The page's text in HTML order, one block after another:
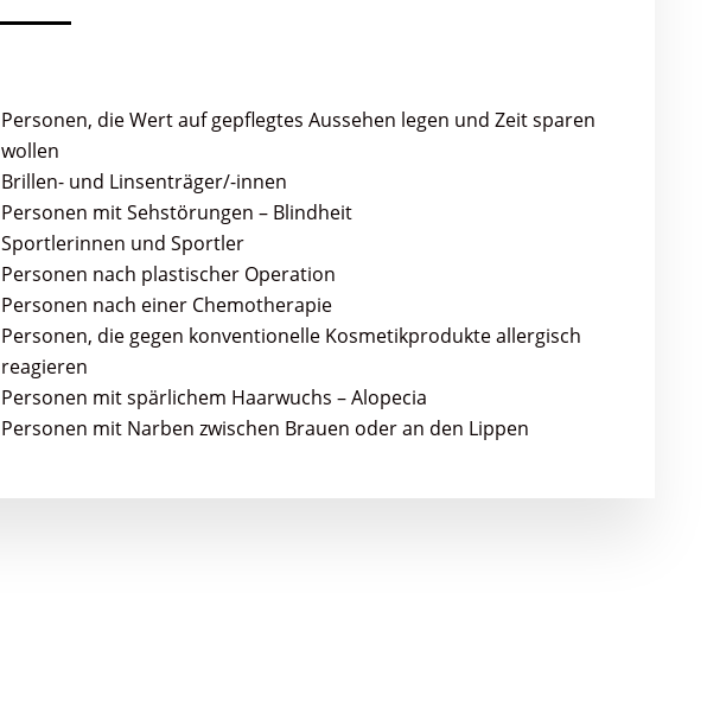
Personen, die Wert auf gepflegtes Aussehen legen und Zeit sparen
wollen
Brillen- und Linsenträger/-innen
Personen mit Sehstörungen – Blindheit
Sportlerinnen und Sportler
Personen nach plastischer Operation
Personen nach einer Chemotherapie
Personen, die gegen konventionelle Kosmetikprodukte allergisch
reagieren
Personen mit spärlichem Haarwuchs – Alopecia
Personen mit Narben zwischen Brauen oder an den Lippen